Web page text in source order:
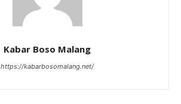
Kabar Boso Malang
https://kabarbosomalang.net/